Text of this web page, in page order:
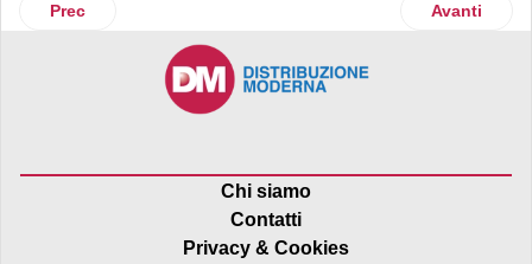
Articolo precedente: Da Alce Nero le nuove purea di frutta
Prec Articolo
Avanti
Chi siamo
Contatti
Privacy & Cookies